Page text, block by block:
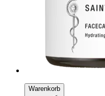
Warenkorb